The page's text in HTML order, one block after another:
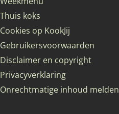
Thuis koks
Cookies op KookJij
Gebruikersvoorwaarden
Disclaimer en copyright
Privacyverklaring
Onrechtmatige inhoud melden